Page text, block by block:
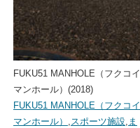
FUKU51 MANHOLE（フクコイ
マンホール）(2018)
FUKU51 MANHOLE（フクコイ
マンホール） ,スポーツ施設, ま